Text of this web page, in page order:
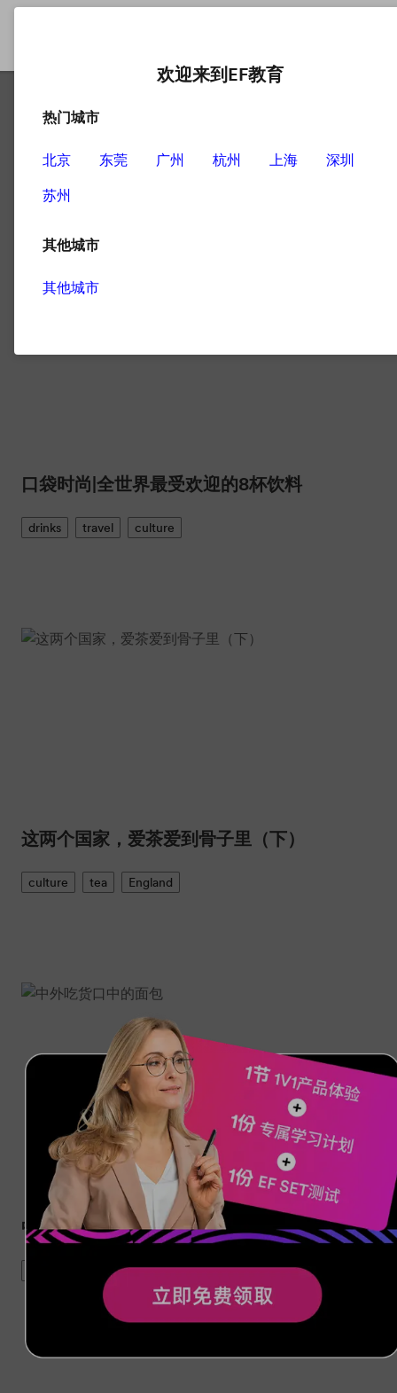
Culture
口袋时尚|全世界最受欢迎的8杯饮料
drinks travel culture
这两个国家，爱茶爱到骨子里（下）
culture tea England
中外吃货口中的面包
culture
欢迎来到EF教育
热门城市
北京 东莞 广州 杭州 上海
深圳
苏州
其他城市
其他城市